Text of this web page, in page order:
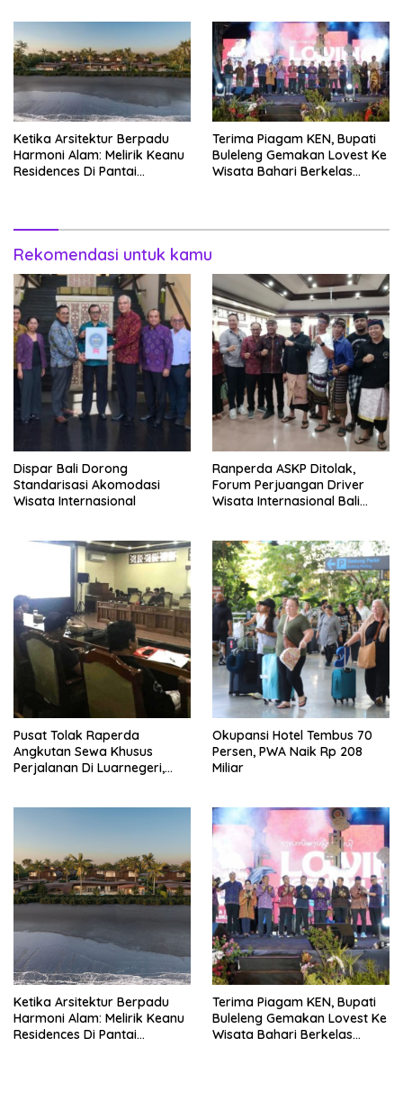
Ketika Arsitektur Berpadu
Harmoni Alam: Melirik Keanu
Residences Di Pantai
Terima Piagam KEN, Bupati
Buleleng Gemakan Lovest Ke
Wisata Bahari Berkelas
Rekomendasi untuk kamu
Dispar Bali Dorong
Standarisasi Akomodasi
Wisata Internasional
Ranperda ASKP Ditolak,
Forum Perjuangan Driver
Wisata Internasional Bali
Pusat Tolak Raperda
Angkutan Sewa Khusus
Perjalanan Di Luarnegeri,
Okupansi Hotel Tembus 70
Persen, PWA Naik Rp 208
Miliar
Ketika Arsitektur Berpadu
Harmoni Alam: Melirik Keanu
Residences Di Pantai
Terima Piagam KEN, Bupati
Buleleng Gemakan Lovest Ke
Wisata Bahari Berkelas